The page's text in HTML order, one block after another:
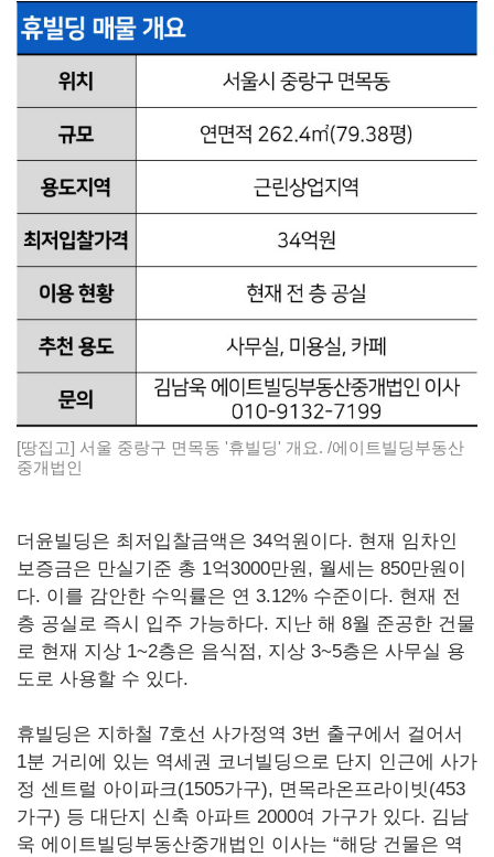
[땅집고] 서울 중랑구 면목동 '휴빌딩' 개요. /에이트빌딩부동산
중개법인
더윤빌딩은 최저입찰금액은 34억원이다. 현재 임차인
보증금은 만실기준 총 1억3000만원, 월세는 850만원이
다. 이를 감안한 수익률은 연 3.12% 수준이다. 현재 전
층 공실로 즉시 입주 가능하다. 지난 해 8월 준공한 건물
로 현재 지상 1~2층은 음식점, 지상 3~5층은 사무실 용
도로 사용할 수 있다.
휴빌딩은 지하철 7호선 사가정역 3번 출구에서 걸어서
1분 거리에 있는 역세권 코너빌딩으로 단지 인근에 사가
정 센트럴 아이파크(1505가구), 면목라온프라이빗(453
가구) 등 대단지 신축 아파트 2000여 가구가 있다. 김남
욱 에이트빌딩부동산중개법인 이사는 “해당 건물은 역